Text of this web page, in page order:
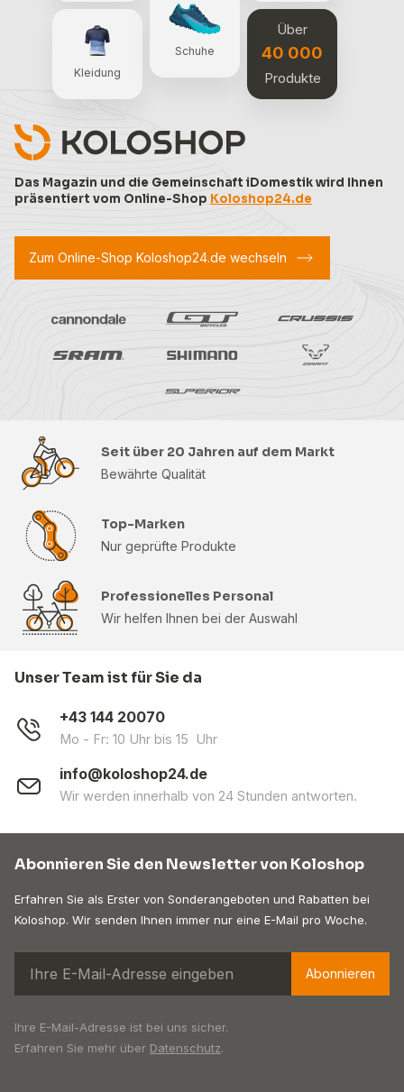
Das Magazin und die Gemeinschaft iDomestik wird Ihnen
präsentiert vom Online-Shop Koloshop24.de
Kleidung
Schuhe
Über
40 000
Produkte
Zum Online-Shop Koloshop24.de wechseln
Seit über 20 Jahren auf dem Markt
Bewährte Qualität
Top-Marken
Nur geprüfte Produkte
Professionelles Personal
Wir helfen Ihnen bei der Auswahl
Unser Team ist für Sie da
+43 144 20070
Mo - Fr: 10 Uhr bis 15 Uhr
info@koloshop24.de
Wir werden innerhalb von 24 Stunden antworten.
Abonnieren Sie den Newsletter von Koloshop
Erfahren Sie als Erster von Sonderangeboten und Rabatten bei
Koloshop. Wir senden Ihnen immer nur eine E-Mail pro Woche.
Abonnieren
Ihre E-Mail-Adresse ist bei uns sicher.
Erfahren Sie mehr über Datenschutz.